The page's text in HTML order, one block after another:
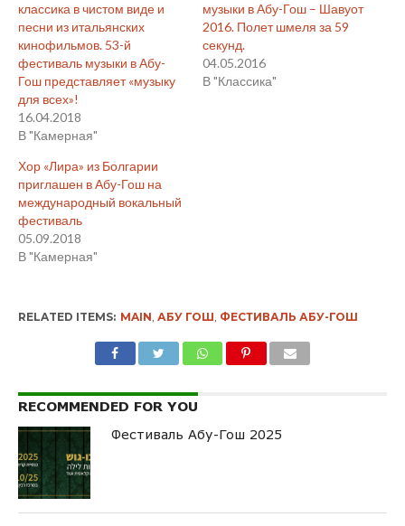
классика в чистом виде и
песни из итальянских
кинофильмов. 53-й
фестиваль музыки в Абу-
Гош представляет «музыку
для всех»!
16.04.2018
В "Камерная"
музыки в Абу-Гош – Шавуот
2016. Полет шмеля за 59
секунд.
04.05.2016
В "Классика"
Хор «Лира» из Болгарии
приглашен в Абу-Гош на
международный вокальный
фестиваль
05.09.2018
В "Камерная"
RELATED ITEMS: MAIN, АБУ ГОШ, ФЕСТИВАЛЬ АБУ-ГОШ
RECOMMENDED FOR YOU
Фестиваль Абу-Гош 2025